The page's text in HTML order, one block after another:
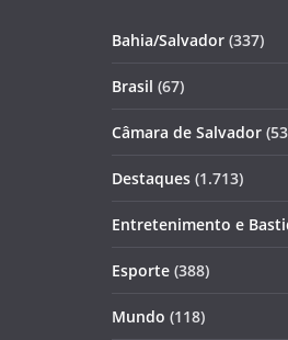
Bahia/Salvador (337)
Brasil (67)
Câmara de Salvador
Destaques (1.713)
Entretenimento e
Esporte (388)
Mundo (118)